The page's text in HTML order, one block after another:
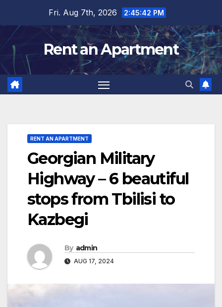
content
Fri. Aug 7th, 2026 2:45:42 PM
Rent an Apartment
RENT AN APARTMENT
Georgian Military
Highway – 6 beautiful
stops from Tbilisi to
Kazbegi
By admin
AUG 17, 2024